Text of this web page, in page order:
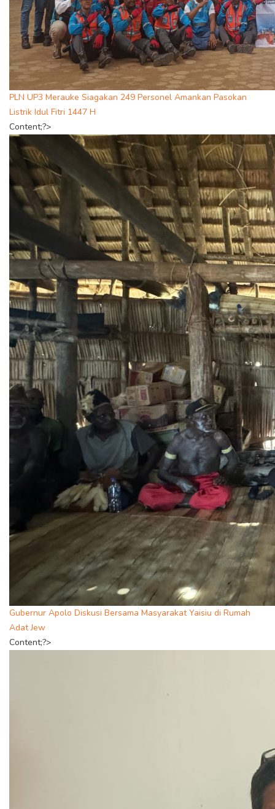
PLN UP3 Merauke Siagakan 249 Personel Amankan Pasokan
Listrik Idul Fitri 1447 H
Content;?>
Gubernur Apolo Diskusi Bersama Masyarakat Yaisiu di Rumah
Adat Jew
Content;?>